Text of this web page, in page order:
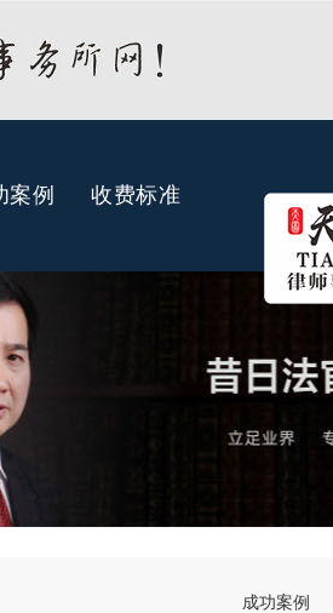
案例 收费标准
成功案例